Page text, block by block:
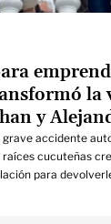
la
y
grave accidente
cucuteñas
para